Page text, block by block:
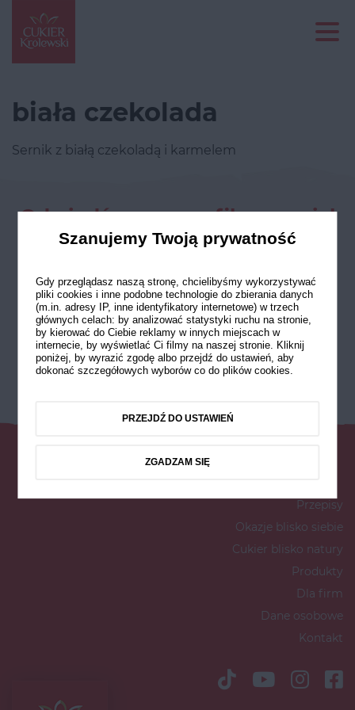
biała czekolada
Sernik z białą czekoladą i karmelem
Odwiedź nasze profile w social
mediach
Przepisy
Okazje blisko siebie
Cukier blisko natury
Produkty
Dla firm
Dane osobowe
Kontakt
Szanujemy Twoją prywatność
Gdy przeglądasz naszą stronę, chcielibyśmy wykorzystywać
pliki cookies i inne podobne technologie do zbierania danych
(m.in. adresy IP, inne identyfikatory internetowe) w trzech
głównych celach: by analizować statystyki ruchu na stronie,
by kierować do Ciebie reklamy w innych miejscach w
internecie, by wyświetlać Ci filmy na naszej stronie. Kliknij
poniżej, by wyrazić zgodę albo przejdź do ustawień, aby
dokonać szczegółowych wyborów co do plików cookies.
PRZEJDŹ DO USTAWIEŃ
ZGADZAM SIĘ